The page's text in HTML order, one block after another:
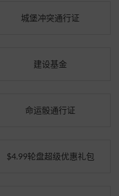
城堡冲突通行证
建设基金
命运骰通行证
$4.99轮盘超级优惠礼包